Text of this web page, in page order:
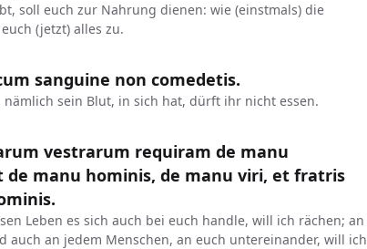
soll euch zur Nahrung dienen: wie (einstmals) die
(jetzt) alles zu.
sanguine non comedetis.
nämlich sein Blut, in sich hat, dürft ihr nicht essen.
vestrarum requiram de manu
manu hominis, de manu viri, et fratris
Leben es sich auch bei euch handle, will ich rächen; an
auch an jedem Menschen, an euch untereinander, will ich